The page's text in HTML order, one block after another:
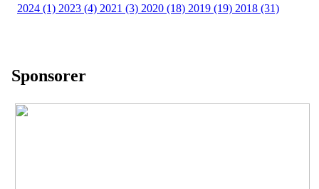
2024 (1) 2023 (4) 2021 (3) 2020 (18) 2019 (19) 2018 (31)
Sponsorer